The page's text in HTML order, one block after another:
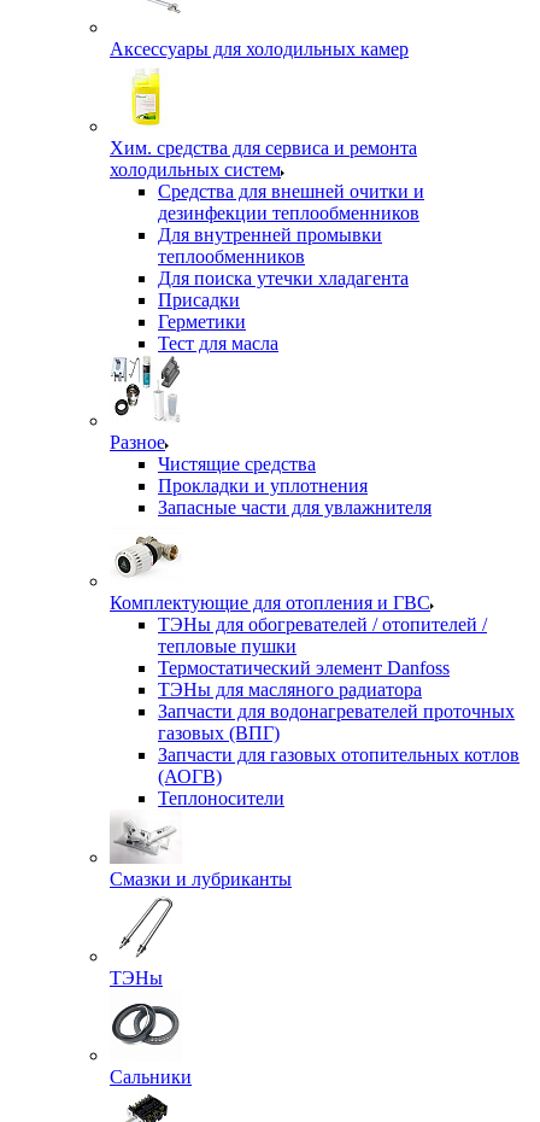
Аксессуары для холодильных камер
Хим. средства для сервиса и ремонта
холодильных систем
Средства для внешней очитки и
дезинфекции теплообменников
Для внутренней промывки
теплообменников
Для поиска утечки хладагента
Присадки
Герметики
Тест для масла
Разное
Чистящие средства
Прокладки и уплотнения
Запасные части для увлажнителя
Комплектующие для отопления и ГВС
ТЭНы для обогревателей / отопителей /
тепловые пушки
Термостатический элемент Danfoss
ТЭНы для масляного радиатора
Запчасти для водонагревателей проточных
газовых (ВПГ)
Запчасти для газовых отопительных котлов
(АОГВ)
Теплоносители
Смазки и лубриканты
ТЭНы
Сальники